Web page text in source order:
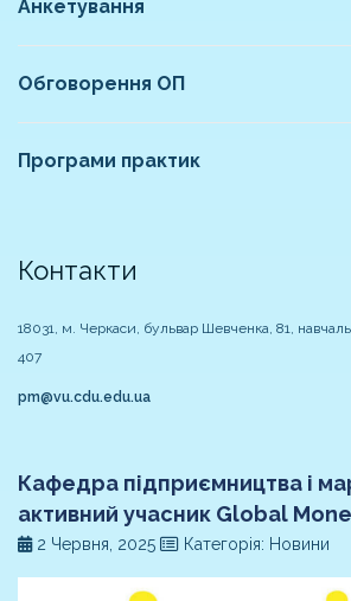
Анкетування
Обговорення ОП
Програми практик
Контакти
18031, м. Черкаси, бульвар Шевченка, 81,
407
pm@vu.cdu.edu.ua
Кафедра підприємництва і
активний учасник Global
2 Червня, 2025 Категорія: Новини